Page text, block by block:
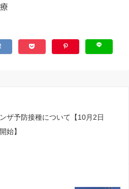
ザ予防接種について【10月2日
始】